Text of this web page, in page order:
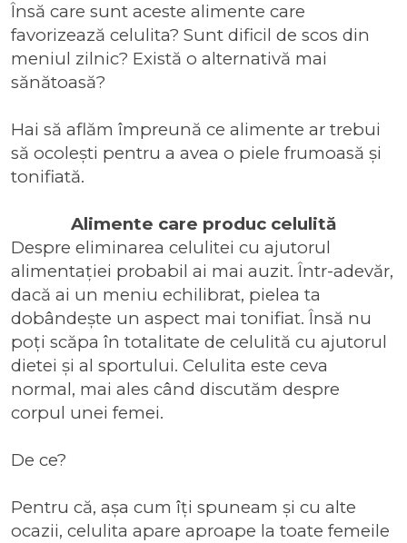
Însă care sunt aceste alimente care
favorizează celulita? Sunt dificil de scos din
meniul zilnic? Există o alternativă mai
sănătoasă?
Hai să aflăm împreună ce alimente ar trebui
să ocolești pentru a avea o piele frumoasă și
tonifiată.
Alimente care produc celulită
Despre eliminarea celulitei cu ajutorul
alimentației probabil ai mai auzit. Într-adevăr,
dacă ai un meniu echilibrat, pielea ta
dobândește un aspect mai tonifiat. Însă nu
poți scăpa în totalitate de celulită cu ajutorul
dietei și al sportului. Celulita este ceva
normal, mai ales când discutăm despre
corpul unei femei.
De ce?
Pentru că, așa cum îți spuneam și cu alte
ocazii, celulita apare aproape la toate femeile